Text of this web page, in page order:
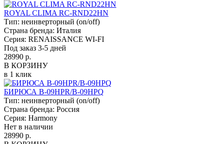
ROYAL CLIMA RC-RND22HN
Тип: неинверторный (on/off)
Страна бренда: Италия
Серия: RENAISSANCE WI-FI
Под заказ 3-5 дней
28990 р.
В КОРЗИНУ
в 1 клик
БИРЮСА B-09HPR/B-09HPQ
Тип: неинверторный (on/off)
Страна бренда: Россия
Серия: Harmony
Нет в наличии
28990 р.